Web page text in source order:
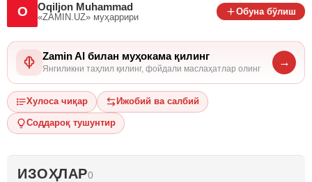
O Oqiljon Muhammad
«ZAMIN.UZ» муҳаррири
Обуна бўлиш
Zamin AI билан муҳокама қилинг
Янгиликни таҳлил қилинг, фойдали маслаҳатлар олинг
→
Хулоса чиқар Ижобий ва салбий
Соддароқ тушунтир
ИЗОҲЛАР0